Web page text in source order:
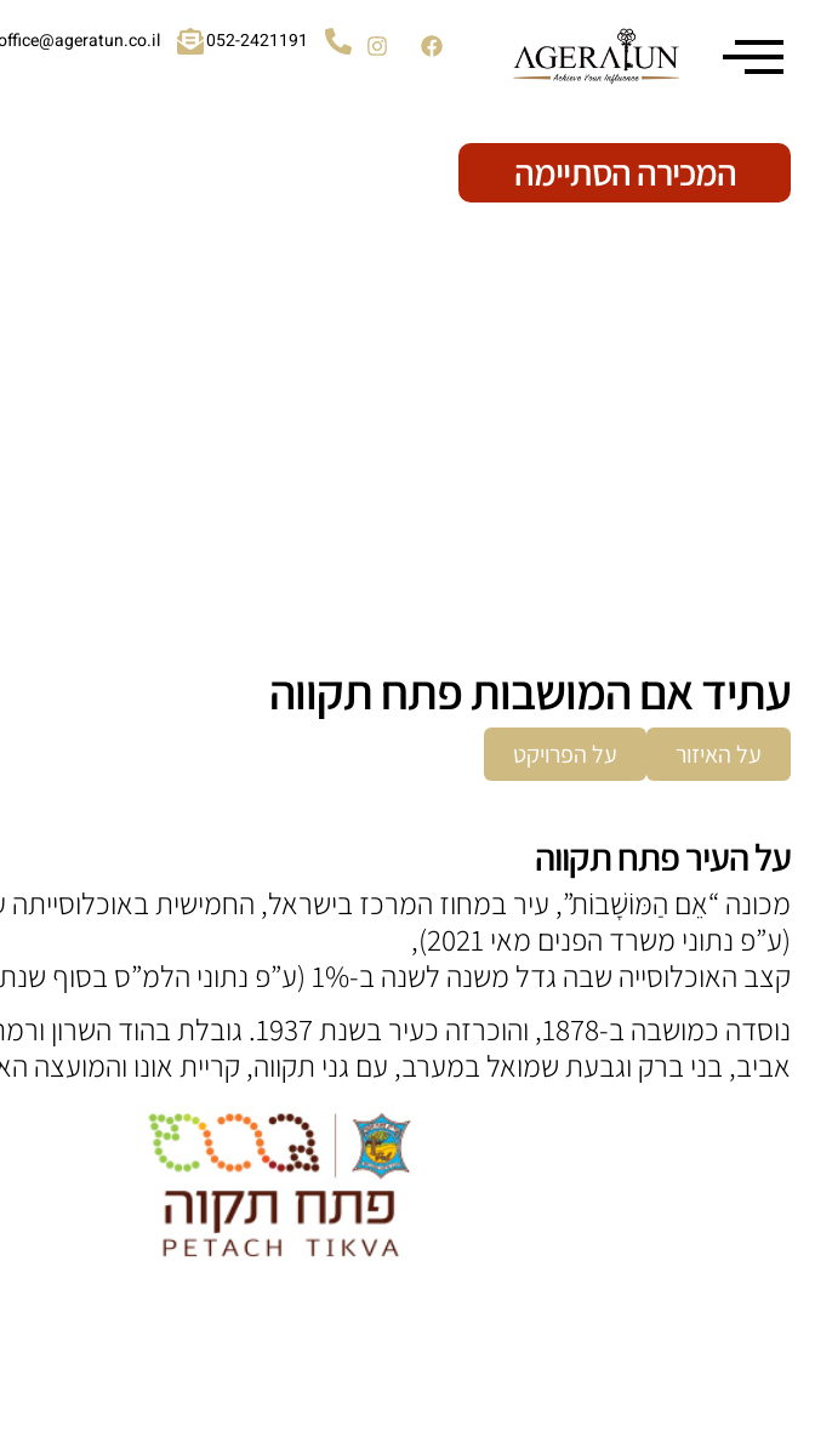
052-2421191
המכירה הסתיימה
עתיד אם המושבות פתח תקווה
על האיזור על הפרויקט
על העיר פתח תקווה
(ע”פ נתוני משרד הפנים מאי 2021),
קצב האוכלוסייה שבה גדל משנה לשנה ב-1% (ע”פ נתוני הלמ”ס בסוף שנת 2019).
נוסדה כמושבה ב-1878, והוכרזה כעיר בשנת
אביב, בני ברק וגבעת שמואל במערב, עם גני תקווה, קריית אונו והמועצה